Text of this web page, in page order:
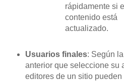
rápidamente si el
contenido está
actualizado.
Usuarios finales: Según
anterior que seleccione su
editores de un sitio